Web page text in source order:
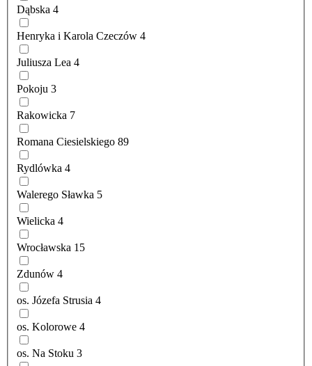
Dąbska 4
Henryka i Karola Czeczów 4
Juliusza Lea 4
Pokoju 3
Rakowicka 7
Romana Ciesielskiego 89
Rydlówka 4
Walerego Sławka 5
Wielicka 4
Wrocławska 15
Zdunów 4
os. Józefa Strusia 4
os. Kolorowe 4
os. Na Stoku 3